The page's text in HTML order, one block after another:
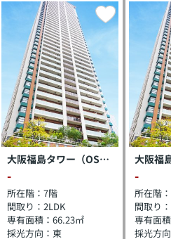
大阪福島タワー（OSAKA福島タワー）
-
所在階：7階
間取り：2LDK
専有面積：66.23㎡
採光方向： 東
-
所在階：
間取り：
専有面
採光方